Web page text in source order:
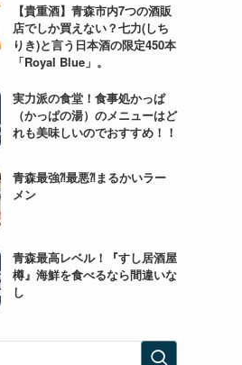
【貴重酒】青森市内7つの酒販
店でしか買えない？七力(しち
りき)と言う日本酒の限定450本
「Royal Blue」。
実力派の食堂！食事処かっぱ
（かっぱの湯）のメニューはど
れも美味しいのでおすすめ！！
青森最強⁈最悪⁈まるかいラー
メン
青森最高レベル！『すし居酒屋
樽』海鮮を食べるなら間違いな
し